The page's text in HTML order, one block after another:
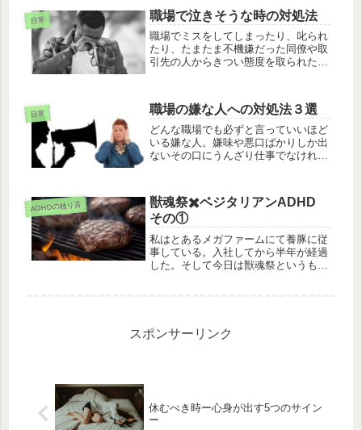
に出会う中で一つの気づきを得ること
ができた。人は、生きているだけで何
か...
日常 職場で泣きそうな時の対処法
職場でミスをしてしまったり、叱られ
たり、たまたま不機嫌だった同僚や取
引先の人からきつい態度を取られた
て涙が溢れそうしなってしまった経
験、みなさんもあるのではないでしょ
う...
日常 職場の嫌な人への対処法３選
どんな職場でも必ずと言っていいほど
いる嫌な人。嫌味や悪口ばかりしか出
ないその口にうんざり仕事でなければ
ことなら顔すら合わせたくない」「関
わりたくない」その気持ち、よく分か
り...
ADHDの独り言
獣魂祭✖️ベジタリアンADHD
その①
私はとあるメガファームにて養豚に従
事している。入社してから半年が経過
した。そして今日は獣魂祭というもの
でい...
スポンサーリンク
休むべき時ー心身が出す5つのサイン
ー